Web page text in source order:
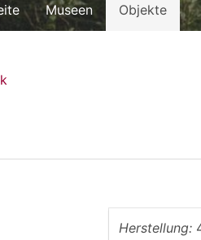
Museen Objekte
Herstellung: